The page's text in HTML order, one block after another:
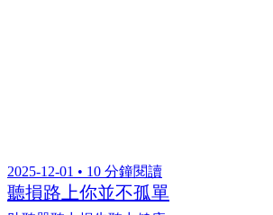
2025-12-01 • 10 分鐘閱讀
聽損路上你並不孤單